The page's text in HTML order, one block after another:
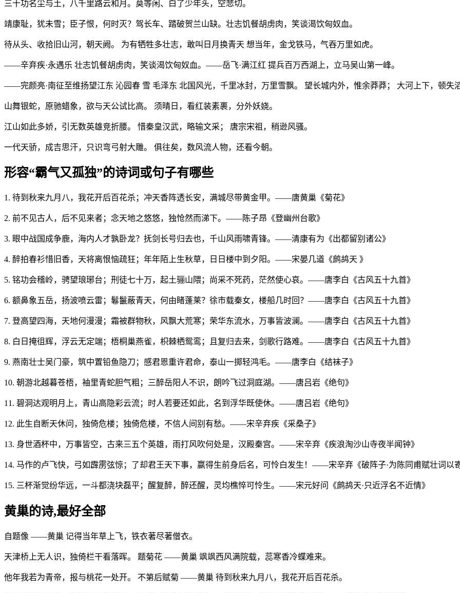
三十功名尘与土，八千里路云和月。莫等闲、白了少年头，空悲切。
靖康耻，犹未雪；臣子恨，何时灭？驾长车、踏破贺兰山缺。壮志饥餐胡虏肉，笑谈渴饮匈奴血。
待从头、收拾旧山河，朝天阙。 为有牺牲多壮志，敢叫日月换青天 想当年，金戈铁马，气吞万里如虎。
——辛弃疾·永遇乐 壮志饥餐胡虏肉，笑谈渴饮匈奴血。——岳飞·满江红 提兵百万西湖上，立马吴山第一峰。
——完颜亮·南征至维扬望江东 沁园春 雪 毛泽东 北国风光，千里冰封，万里雪飘。 望长城内外，惟余莽莽； 大河上下，顿失
山舞银蛇，原驰蜡象，欲与天公试比高。 须晴日，看红装素裹，分外妖娆。
江山如此多娇，引无数英雄竞折腰。 惜秦皇汉武，略输文采； 唐宗宋祖，稍逊风骚。
一代天骄，成吉思汗，只识弯弓射大雕。 俱往矣，数风流人物，还看今朝。
形容“霸气又孤独”的诗词或句子有哪些
1. 待到秋来九月八，我花开后百花杀；冲天香阵透长安，满城尽带黄金甲。——唐黄巢《菊花》
2. 前不见古人，后不见来者；念天地之悠悠，独怆然而涕下。——陈子昂《登幽州台歌》
3. 眼中战国成争鹿，海内人才孰卧龙？抚剑长号归去也，千山风雨啸青锋。——清康有为《出都留别诸公》
4. 醉拍春衫惜旧香，天将离恨恼疏狂；年年陌上生秋草，日日楼中到夕阳。——宋晏几道《鹧鸪天 》
5. 铭功会稽岭，骋望琅琊台；刑徒七十万，起土骊山隈；尚采不死药，茫然使心哀。——唐李白《古风五十九首》
6. 额鼻象五岳，扬波喷云雷；鬈鬣蔽青天，何由睹蓬莱？徐市载秦女，楼船几时回？——唐李白《古风五十九首》
7. 登高望四海，天地何漫漫；霜被群物秋，风飘大荒寒；荣华东流水，万事皆波澜。——唐李白《古风五十九首》
8. 白日掩徂辉，浮云无定端；梧桐巢燕雀，枳棘栖鸳鸾；且复归去来，剑歌行路难。——唐李白《古风五十九首》
9. 燕南壮士吴门豪，筑中置铅鱼隐刀；感君恩重许君命，泰山一掷轻鸿毛。——唐李白《结袜子》
10. 朝游北越暮苍梧，袖里青蛇胆气粗；三醉岳阳人不识，朗吟飞过洞庭湖。——唐吕岩《绝句》
11. 碧洞达观明月上，青山高隐彩云流；时人若要还如此，名到浮华既使休。——唐吕岩《绝句》
12. 此生自断天休问，独倚危楼；独倚危楼，不信人间别有愁。——宋辛弃疾《采桑子》
13. 身世酒杯中，万事皆空，古来三五个英雄，雨打风吹何处是，汉殿秦宫。——宋辛弃《疾浪淘沙山寺夜半闻钟》
14. 马作的卢飞快，弓如霹雳弦惊；了却君王天下事，嬴得生前身后名，可怜白发生！——宋辛弃《破阵子·为陈同甫赋壮词以
15. 三杯渐觉纷华远，一斗都浇块磊平；醒复醉，醉还醒，灵均樵悴可怜生。——宋元好问《鹧鸪天·只近浮名不近情》
黄巢的诗,最好全部
自题像 ——黄巢 记得当年草上飞，铁衣著尽著僧衣。
天津桥上无人识，独倚栏干看落晖。 题菊花 ——黄巢 飒飒西风满院载，蕊寒香冷蝶难来。
他年我若为青帝，报与桃花一处开。 不第后赋菊 ——黄巢 待到秋来九月八，我花开后百花杀。